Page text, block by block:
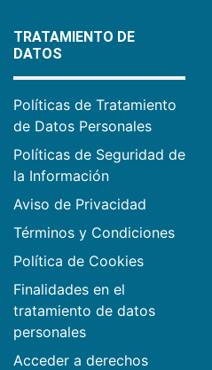
TRATAMIENTO DE
DATOS
Políticas de Tratamiento
de Datos Personales
Políticas de Seguridad de
la Información
Aviso de Privacidad
Términos y Condiciones
Política de Cookies
Finalidades en el
tratamiento de datos
personales
Acceder a derechos